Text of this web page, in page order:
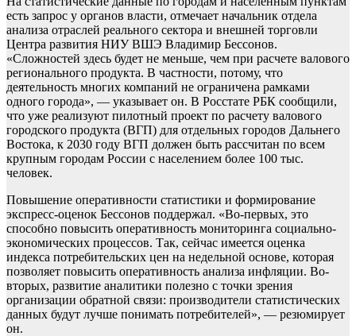
есть запрос у органов власти, отмечает начальник отдела
анализа отраслей реального сектора и внешней торговли
Центра развития НИУ ВШЭ Владимир Бессонов.
«Сложностей здесь будет не меньше, чем при расчете валового
регионального продукта. В частности, потому, что
деятельность многих компаний не ограничена рамками
одного города», — указывает он. В Росстате РБК сообщили,
что уже реализуют пилотный проект по расчету валового
городского продукта (ВГП) для отдельных городов Дальнего
Востока, к 2030 году ВГП должен быть рассчитан по всем
крупным городам России с населением более 100 тыс.
человек.
Повышение оперативности статистики и формирование
экспресс-оценок Бессонов поддержал. «Во-первых, это
способно повысить оперативность мониторинга социально-
экономических процессов. Так, сейчас имеется оценка
индекса потребительских цен на недельной основе, которая
позволяет повысить оперативность анализа инфляции. Во-
вторых, развитие аналитики полезно с точки зрения
организации обратной связи: производители статистических
данных будут лучше понимать потребителей», — резюмирует
он.